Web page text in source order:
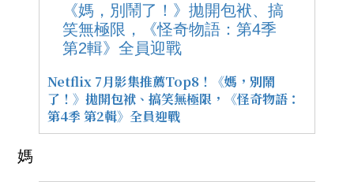
Netflix 7月影集推薦Top8！《媽，別鬧
了！》拋開包袱、搞笑無極限，《怪奇物語：
第4季 第2輯》全員迎戰
媽